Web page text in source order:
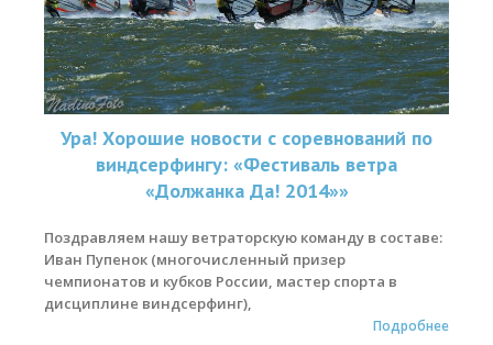
Ура! Хорошие новости с соревнований по
виндсерфингу: «Фестиваль ветра
«Должанка Да! 2014»»
Поздравляем нашу ветраторскую команду в составе:
Иван Пупенок (многочисленный призер
чемпионатов и кубков России, мастер спорта в
дисциплине виндсерфинг),
Подробнее